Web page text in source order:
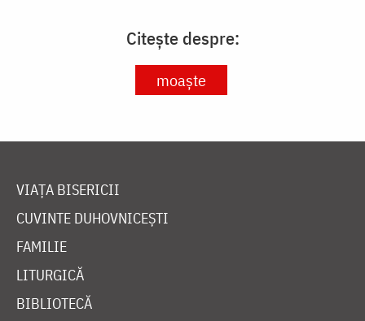
Citește despre:
moaște
VIAȚA BISERICII
CUVINTE DUHOVNICEȘTI
FAMILIE
LITURGICĂ
BIBLIOTECĂ